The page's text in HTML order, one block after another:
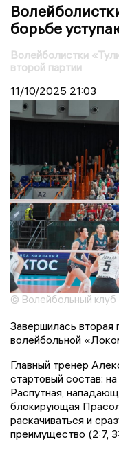
борьбе
Волейболистки
второй партии
11/10/2025 21:03
© Волейбольный клуб
Завершилась вторая
волейбольной
Главный тренер
стартовый состав:
Распутная,
блокирующая
раскачиваться и
преимущество (2:7,